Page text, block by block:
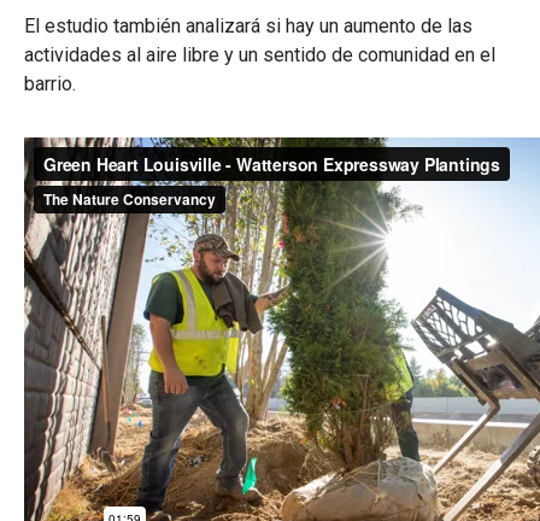
El estudio también analizará si hay un aumento de las
actividades al aire libre y un sentido de comunidad en el
barrio.